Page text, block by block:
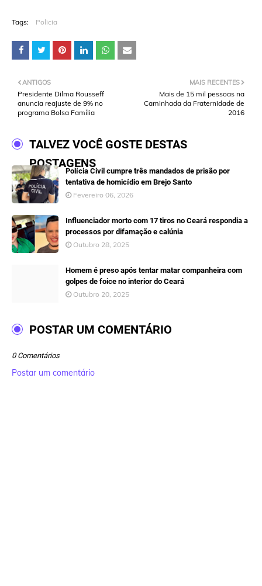
Tags: Policia
MAIS RECENTES
Mais de 15 mil pessoas na
Caminhada da Fraternidade de
2016
ANTIGOS
Presidente Dilma Rousseff
anuncia reajuste de 9% no
programa Bolsa Família
TALVEZ VOCÊ GOSTE DESTAS
POSTAGENS
Polícia Civil cumpre três mandados de prisão por
tentativa de homicídio em Brejo Santo
Fevereiro 06, 2026
Influenciador morto com 17 tiros no Ceará respondia a
processos por difamação e calúnia
Outubro 28, 2025
Homem é preso após tentar matar companheira com
golpes de foice no interior do Ceará
Outubro 20, 2025
POSTAR UM COMENTÁRIO
0 Comentários
Postar um comentário